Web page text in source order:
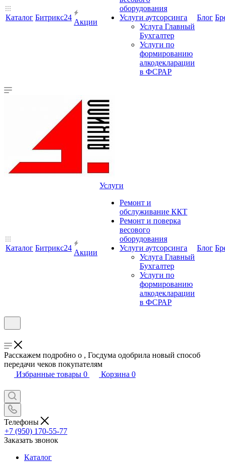
Каталог Битрикс24
Акции
оборудования
Услуги аутсорсинга
Услуга Главный
Бухгалтер
Услуги по
формированию
алкодекларации
в ФСРАР
Блог
Каталог Битрикс24
Акции
Услуги
Ремонт и
обслуживание ККТ
Ремонт и поверка
весового
оборудования
Услуги аутсорсинга
Услуга Главный
Бухгалтер
Услуги по
формированию
алкодекларации
в ФСРАР
Блог
Расскажем подробно о , Госдума одобрила новый способ
передачи чеков покупателям
Избранные товары 0 Корзина 0
Телефоны
+7 (950) 170-55-77
Заказать звонок
Каталог